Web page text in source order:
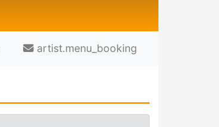
artist.menu_booking